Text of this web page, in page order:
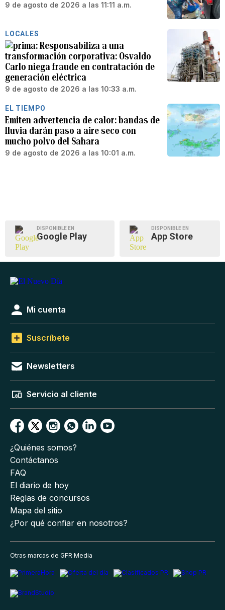
9 de agosto de 2026 a las 11:11 a.m.
LOCALES
Responsabiliza a una
transformación corporativa: Osvaldo
Carlo niega fraude en contratación de
generación eléctrica
9 de agosto de 2026 a las 10:33 a.m.
EL TIEMPO
Emiten advertencia de calor: bandas de
lluvia darán paso a aire seco con
mucho polvo del Sahara
9 de agosto de 2026 a las 10:01 a.m.
DISPONIBLE EN
Google Play
DISPONIBLE EN
App Store
Mi cuenta
Suscríbete
Newsletters
Servicio al cliente
¿Quiénes somos?
Contáctanos
FAQ
El diario de hoy
Reglas de concursos
Mapa del sitio
¿Por qué confiar en nosotros?
Otras marcas de GFR Media